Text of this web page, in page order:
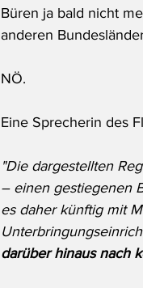
Büren ja bald nicht
anderen
NÖ.
Eine Sprecherin des
"Die dargestellten
– einen gestiegenen
es daher künftig mit
darüber hinaus nach